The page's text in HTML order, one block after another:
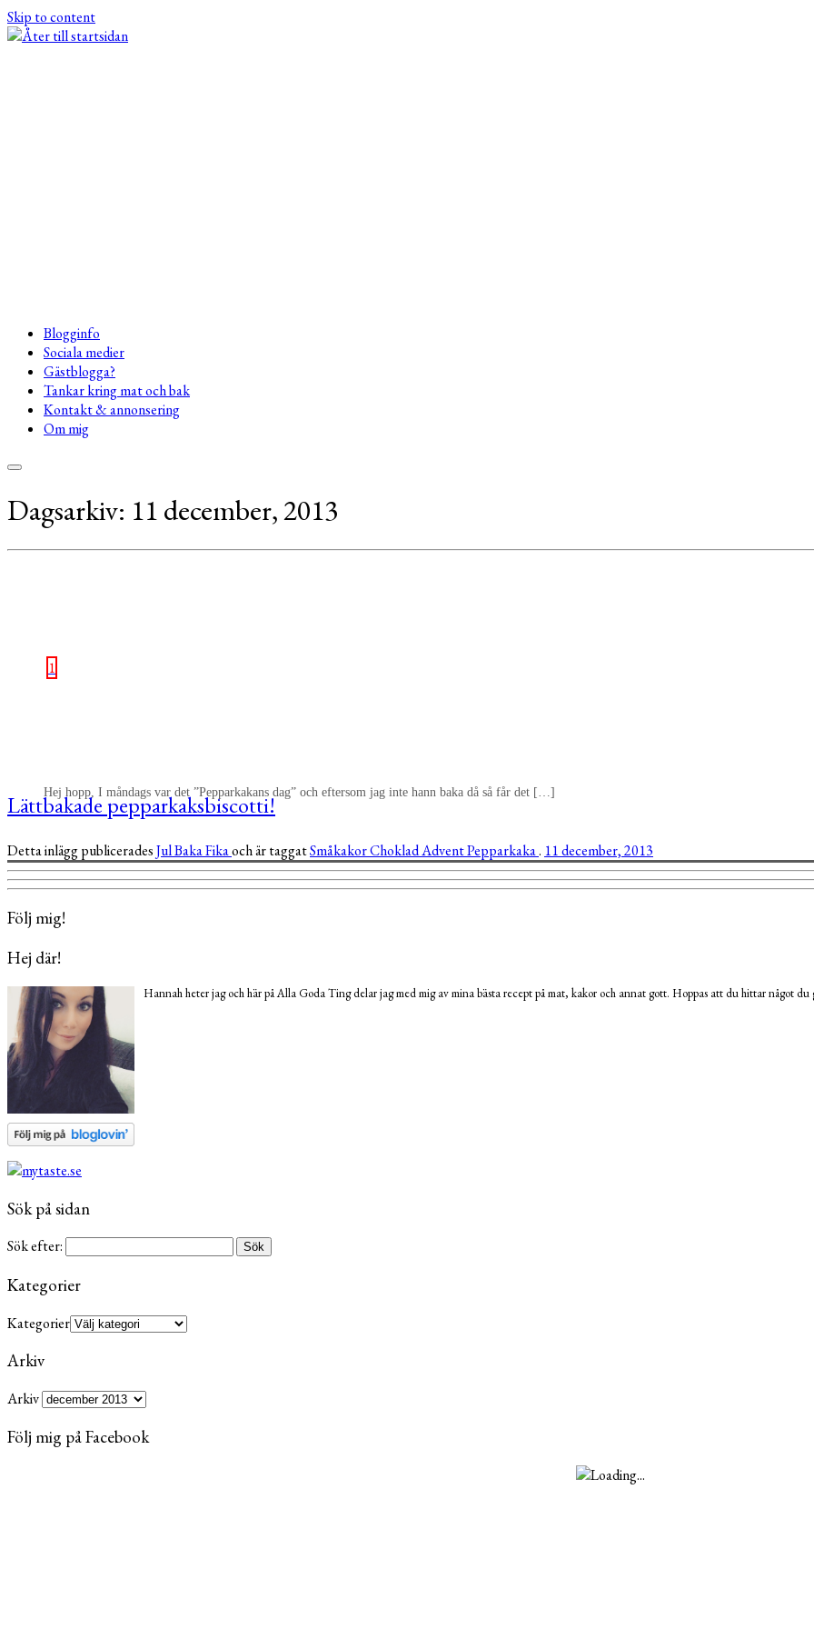
Skip to content
Blogginfo
Sociala medier
Gästblogga?
Tankar kring mat och bak
Kontakt & annonsering
Om mig
Dagsarkiv: 11 december, 2013
1
Hej hopp, I måndags var det ”Pepparkakans dag” och eftersom jag inte hann baka då så får det […]
Lättbakade pepparkaksbiscotti!
Detta inlägg publiceradesJulBakaFikaoch är taggatSmåkakorChokladAdventPepparkaka. 11 december, 2013
Följ mig!
Hej där!
Hannah heter jag och här på Alla Goda Ting delar jag med mig av mina bästa recept på mat, kakor och annat gott. Hoppas att du hittar något du
Sök på sidan
Sök efter:
Kategorier
Kategorier
Arkiv
Arkiv
Följ mig på Facebook